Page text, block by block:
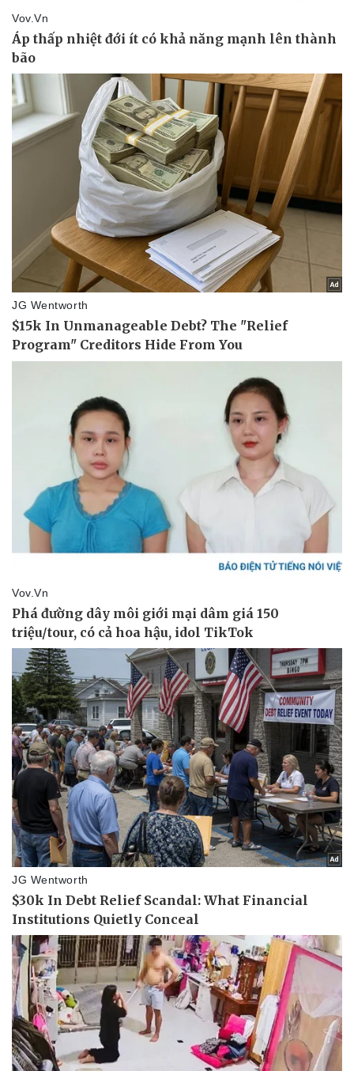
Thể thao
Bóng đá
Lịch thi đấu bóng đá
Thế giới thể thao
eSports
Ô tô - Xe máy
Ô tô
Xe máy
Tư vấn